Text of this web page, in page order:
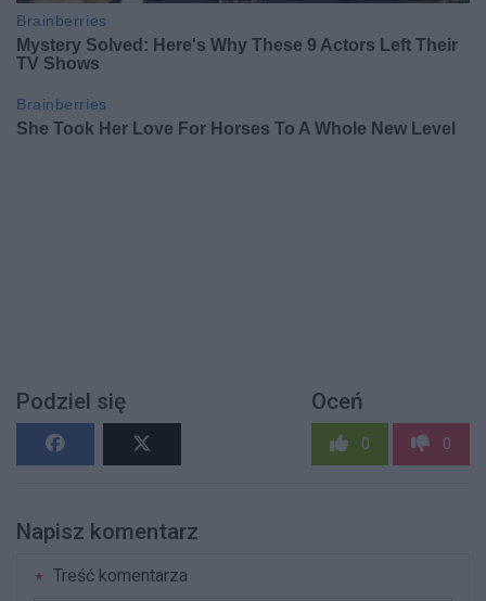
Podziel się Oceń
0 0
Napisz komentarz
Treść komentarza